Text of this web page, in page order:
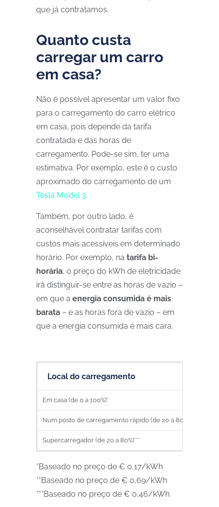
que já contratamos.
Quanto custa
carregar um carro
em casa?
Não é possível apresentar um valor fixo
para o carregamento do carro elétrico
em casa, pois depende da tarifa
contratada e das horas de
carregamento. Pode-se sim, ter uma
estimativa. Por exemplo, este é o custo
aproximado do carregamento de um
Tesla Model 3.
Também, por outro lado, é
aconselhável contratar tarifas com
custos mais acessíveis em determinado
horário. Por exemplo, na tarifa bi-
horária, o preço do kWh de eletricidade
irá distinguir-se entre as horas de vazio –
em que a energia consumida é mais
barata – e as horas fora de vazio – em
que a energia consumida é mais cara.
Local do carregamento
Em casa (de 0 a 100%)*
Num posto de carregamento rápido (de 20 a 80%)**
Supercarregador (de 20 a 80%)***
*Baseado no preço de € 0,17/kWh
**Baseado no preço de € 0,69/kWh
***Baseado no preço de € 0,46/kWh